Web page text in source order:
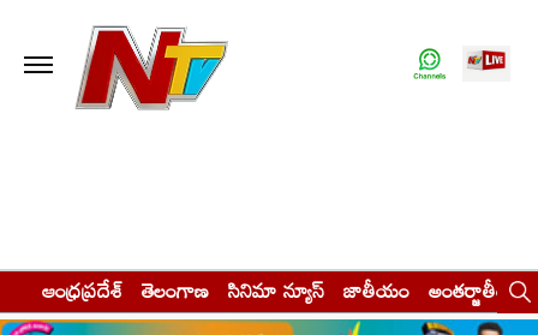
ఆంధ్రప్రదేశ్ తెలంగాణ సినిమా న్యూస్ జాతీయం అంతర్జాతీయం